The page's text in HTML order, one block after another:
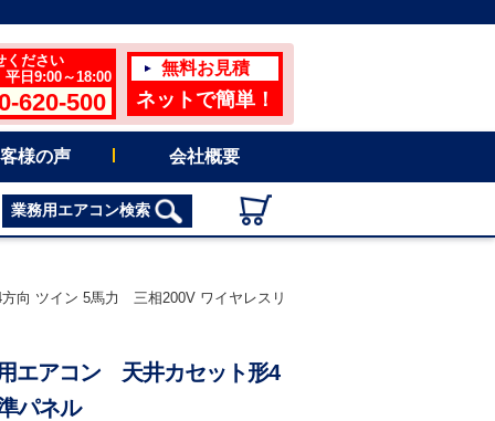
ください
日9:00～18:00
620-500
無料お見積
ネットで簡単！
様の声 会社概要
業務用エアコン検索
ツイン 5馬力 三相200V ワイヤレスリ
エアコン 天井カセット形4
パネル